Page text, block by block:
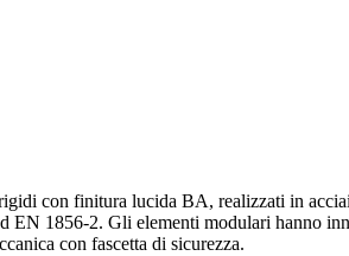
con finitura lucida BA, realizzati in
1856-2. Gli elementi modulari hanno
con fascetta di sicurezza.